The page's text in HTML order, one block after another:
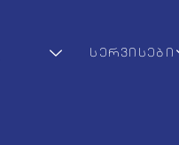
ᲡᲔᲠᲕᲘᲡᲔᲑᲘ